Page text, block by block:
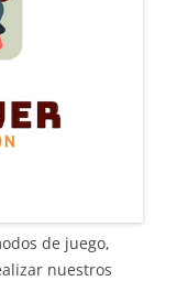
de juego,
nuestros